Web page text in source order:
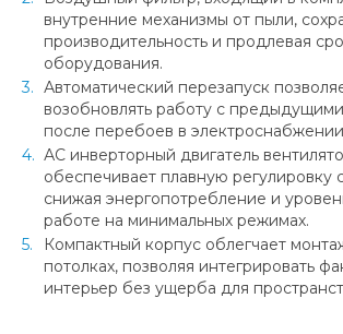
внутренние механизмы от пыли,
производительность и продлевая
оборудования.
Автоматический перезапуск
возобновлять работу с
после перебоев в
АС инверторный двигатель
обеспечивает плавную регулировку
снижая энергопотребление и
работе на минимальных режимах.
Компактный корпус облегчает
потолках, позволяя интегрировать
интерьер без ущерба для